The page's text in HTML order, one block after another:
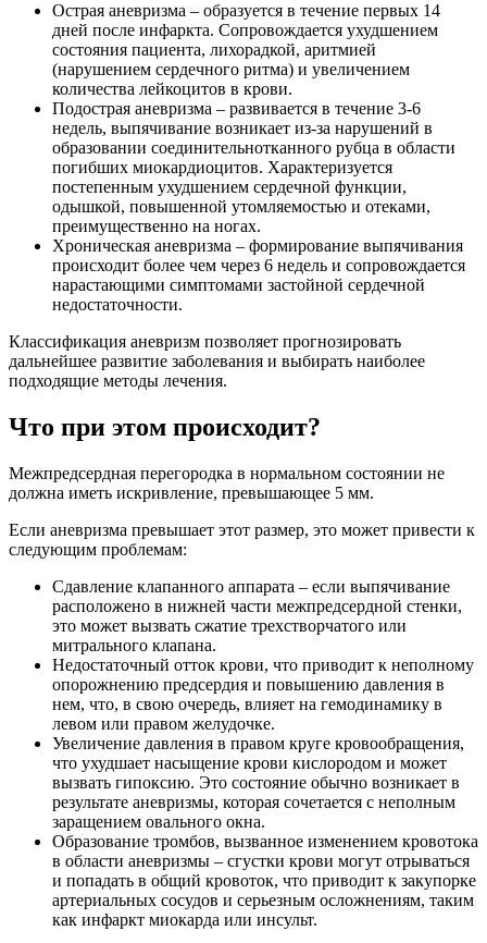
Острая аневризма – образуется в течение первых 14
дней после инфаркта. Сопровождается ухудшением
состояния пациента, лихорадкой, аритмией
(нарушением сердечного ритма) и увеличением
количества лейкоцитов в крови.
Подострая аневризма – развивается в течение 3-6
недель, выпячивание возникает из-за нарушений в
образовании соединительнотканного рубца в области
погибших миокардиоцитов. Характеризуется
постепенным ухудшением сердечной функции,
одышкой, повышенной утомляемостью и отеками,
преимущественно на ногах.
Хроническая аневризма – формирование выпячивания
происходит более чем через 6 недель и сопровождается
нарастающими симптомами застойной сердечной
недостаточности.
Классификация аневризм позволяет прогнозировать
дальнейшее развитие заболевания и выбирать наиболее
подходящие методы лечения.
Что при этом происходит?
Межпредсердная перегородка в нормальном состоянии не
должна иметь искривление, превышающее 5 мм.
Если аневризма превышает этот размер, это может привести к
следующим проблемам:
Сдавление клапанного аппарата – если выпячивание
расположено в нижней части межпредсердной стенки,
это может вызвать сжатие трехстворчатого или
митрального клапана.
Недостаточный отток крови, что приводит к неполному
опорожнению предсердия и повышению давления в
нем, что, в свою очередь, влияет на гемодинамику в
левом или правом желудочке.
Увеличение давления в правом круге кровообращения,
что ухудшает насыщение крови кислородом и может
вызвать гипоксию. Это состояние обычно возникает в
результате аневризмы, которая сочетается с неполным
заращением овального окна.
Образование тромбов, вызванное изменением кровотока
в области аневризмы – сгустки крови могут отрываться
и попадать в общий кровоток, что приводит к закупорке
артериальных сосудов и серьезным осложнениям, таким
как инфаркт миокарда или инсульт.